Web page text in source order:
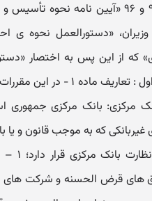
«دستورالعمل نحوه ی
که از این پس به اختصار
غیربانکی که به موجب قانون